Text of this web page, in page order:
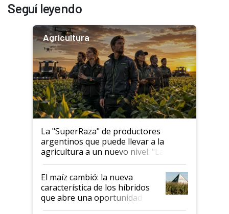
Seguí leyendo
Agricultura
La "SuperRaza" de productores
argentinos que puede llevar a la
agricultura a un nuevo nivel: "Las
posibilidades de crecimiento son
infinitas"
El maíz cambió: la nueva
característica de los híbridos
que abre una oportunidad en
el lote